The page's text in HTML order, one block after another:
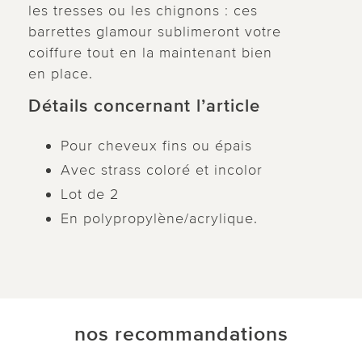
les tresses ou les chignons : ces
barrettes glamour sublimeront votre
coiffure tout en la maintenant bien
en place.
Détails concernant l’article
Pour cheveux fins ou épais
Avec strass coloré et incolor
Lot de 2
En polypropylène/acrylique.
nos recommandations